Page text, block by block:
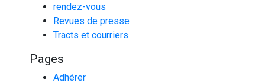
rendez-vous
Revues de presse
Tracts et courriers
Pages
Adhérer